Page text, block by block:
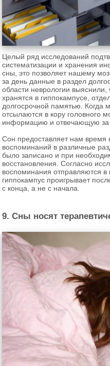
Целый ряд исследований
систематизации и хранения
сны, это позволяет нашему
за день данные в раздел
области неврологии
хранятся в гиппокампусе,
долгосрочной памятью. Когда
отсылаются в кору головного
информацию и отвечающую за
Сон предоставляет нам время
воспоминаний в различные
было записано и при
восстановления. Согласно
воспоминания отправляются в
гиппокампус проигрывает
с конца, а не с начала.
9. Сны носят